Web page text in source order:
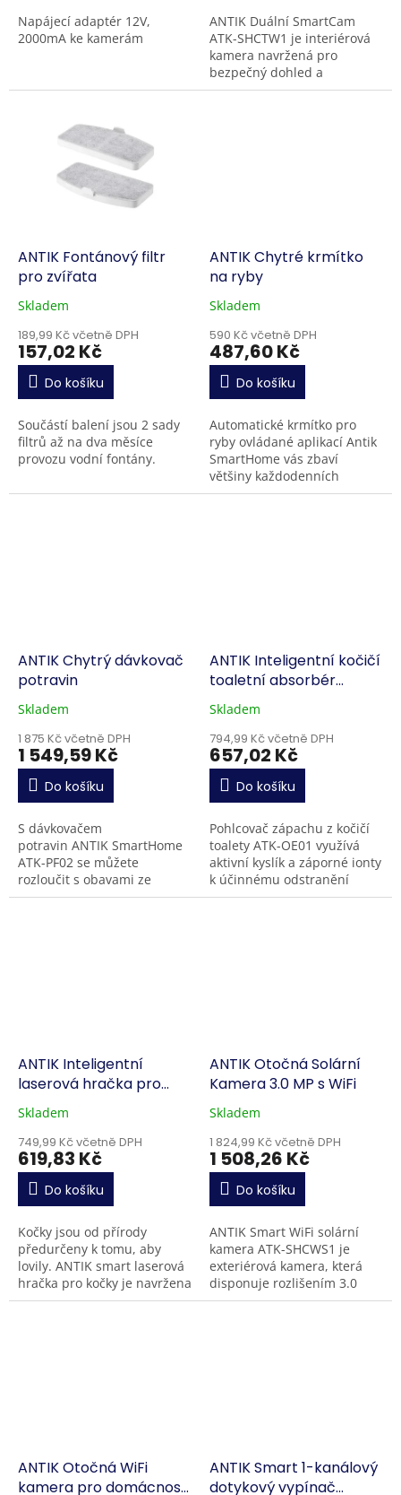
Napájecí adaptér 12V,
2000mA ke kamerám
ANTIK Duální SmartCam
ATK-SHCTW1 je interiérová
kamera navržená pro
bezpečný dohled a
komunikaci v domácnosti.
ANTIK Fontánový filtr
pro zvířata
Skladem
189,99 Kč včetně DPH
157,02 Kč
Do košíku
Součástí balení jsou 2 sady
filtrů až na dva měsíce
provozu vodní fontány.
ANTIK Chytré krmítko
na ryby
Skladem
590 Kč včetně DPH
487,60 Kč
Do košíku
Automatické krmítko pro
ryby ovládané aplikací Antik
SmartHome vás zbaví
většiny každodenních
povinností spojených s péčí
ANTIK Chytrý dávkovač
potravin
Skladem
1 875 Kč včetně DPH
1 549,59 Kč
Do košíku
S dávkovačem
potravin ANTIK SmartHome
ATK-PF02 se můžete
rozloučit s obavami ze
zmeškaných jídel nebo
ANTIK Inteligentní kočičí
toaletní absorbér
zápachu
Skladem
794,99 Kč včetně DPH
657,02 Kč
Do košíku
Pohlcovač zápachu z kočičí
toalety ATK-OE01 využívá
aktivní kyslík a záporné ionty
k účinnému odstranění
nepříjemných pachů a
ANTIK Inteligentní
laserová hračka pro
kočky
Skladem
749,99 Kč včetně DPH
619,83 Kč
Do košíku
Kočky jsou od přírody
předurčeny k tomu, aby
lovily. ANTIK smart laserová
hračka pro kočky je navržena
tak, aby zábavnou formou
ANTIK Otočná Solární
Kamera 3.0 MP s WiFi
Skladem
1 824,99 Kč včetně DPH
1 508,26 Kč
Do košíku
ANTIK Smart WiFi solární
kamera ATK-SHCWS1 je
exteriérová kamera, která
disponuje rozlišením 3.0
megapixely (2304 x 1290
ANTIK Otočná WiFi
kamera pro domácnost
ANTIK Smart 1-kanálový
dotykový vypínač